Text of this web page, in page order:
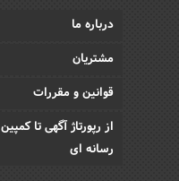
درباره ما
مشتریان
قوانین و مقررات
از رپورتاژ آگهی تا کمپین
رسانه ای